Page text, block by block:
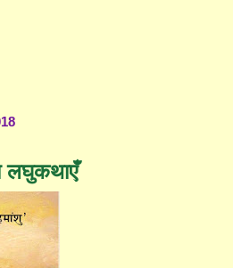
लघुकथाएँ